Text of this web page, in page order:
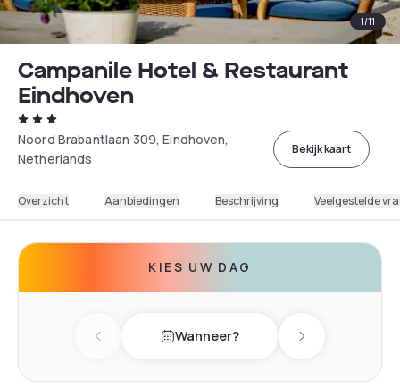
1/11
Campanile Hotel & Restaurant
Eindhoven
Noord Brabantlaan 309, Eindhoven,
Netherlands
Bekijk kaart
Overzicht Aanbiedingen Beschrijving Veelgestelde
KIES UW DAG
Previous dayWanneer? Next day